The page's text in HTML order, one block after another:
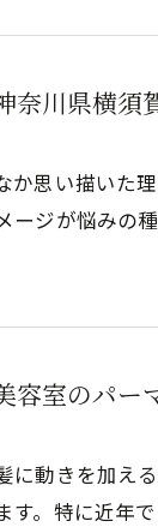
奈川県横
か思い描いた
ージが悩みの
容室のパー
に動きを加え
す。特に近年